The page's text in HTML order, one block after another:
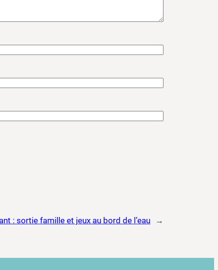
: sortie famille et jeux au bord de l’eau →